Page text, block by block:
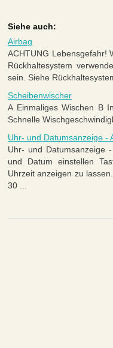
Siehe auch:
Airbag
ACHTUNG Lebensgefahr!
Rückhaltesystem
sein. Siehe
Scheibenwischer
A Einmaliges Wischen B
Schnelle
Uhr- und Datumsanzeige -
Uhr- und Datumsanzeige
und Datum einstellen
Uhrzeit anzeigen zu
30 ...